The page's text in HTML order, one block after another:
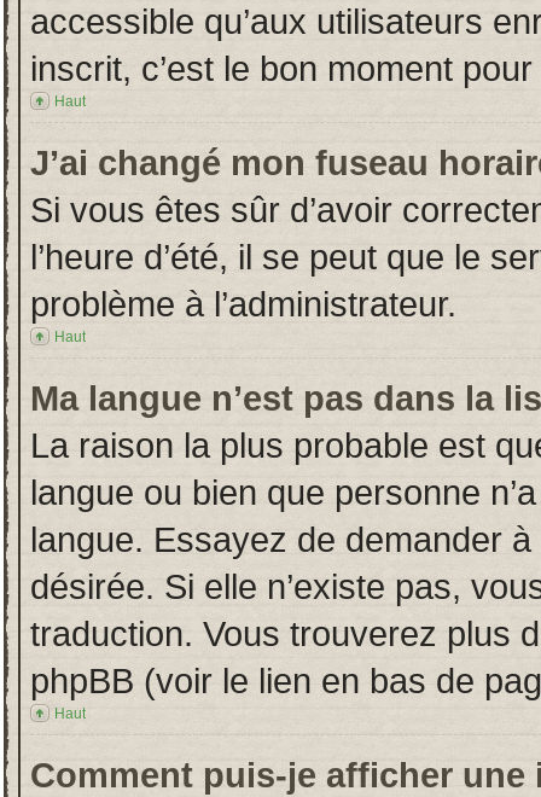
accessible qu’aux utilisateurs
inscrit, c’est le bon moment
Haut
J’ai changé mon fuseau
Si vous êtes sûr d’avoir
l’heure d’été, il se peut que le
problème à l’administrateur.
Haut
Ma langue n’est pas dans la
La raison la plus probable est
langue ou bien que personne
langue. Essayez de demander à
désirée. Si elle n’existe pas,
traduction. Vous trouverez plus
phpBB (voir le lien en bas de
Haut
Comment puis-je afficher une